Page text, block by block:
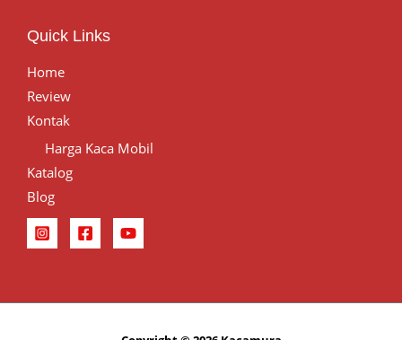
Quick Links
Home
Review
Kontak
Harga Kaca Mobil
Katalog
Blog